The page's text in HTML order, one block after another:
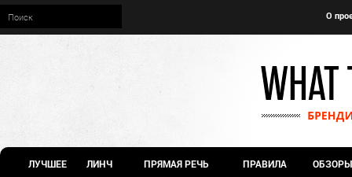
О
ЛУЧШЕЕ ЛИНЧ ПРЯМАЯ РЕЧЬ ПРАВИЛА ОБЗОРЫ